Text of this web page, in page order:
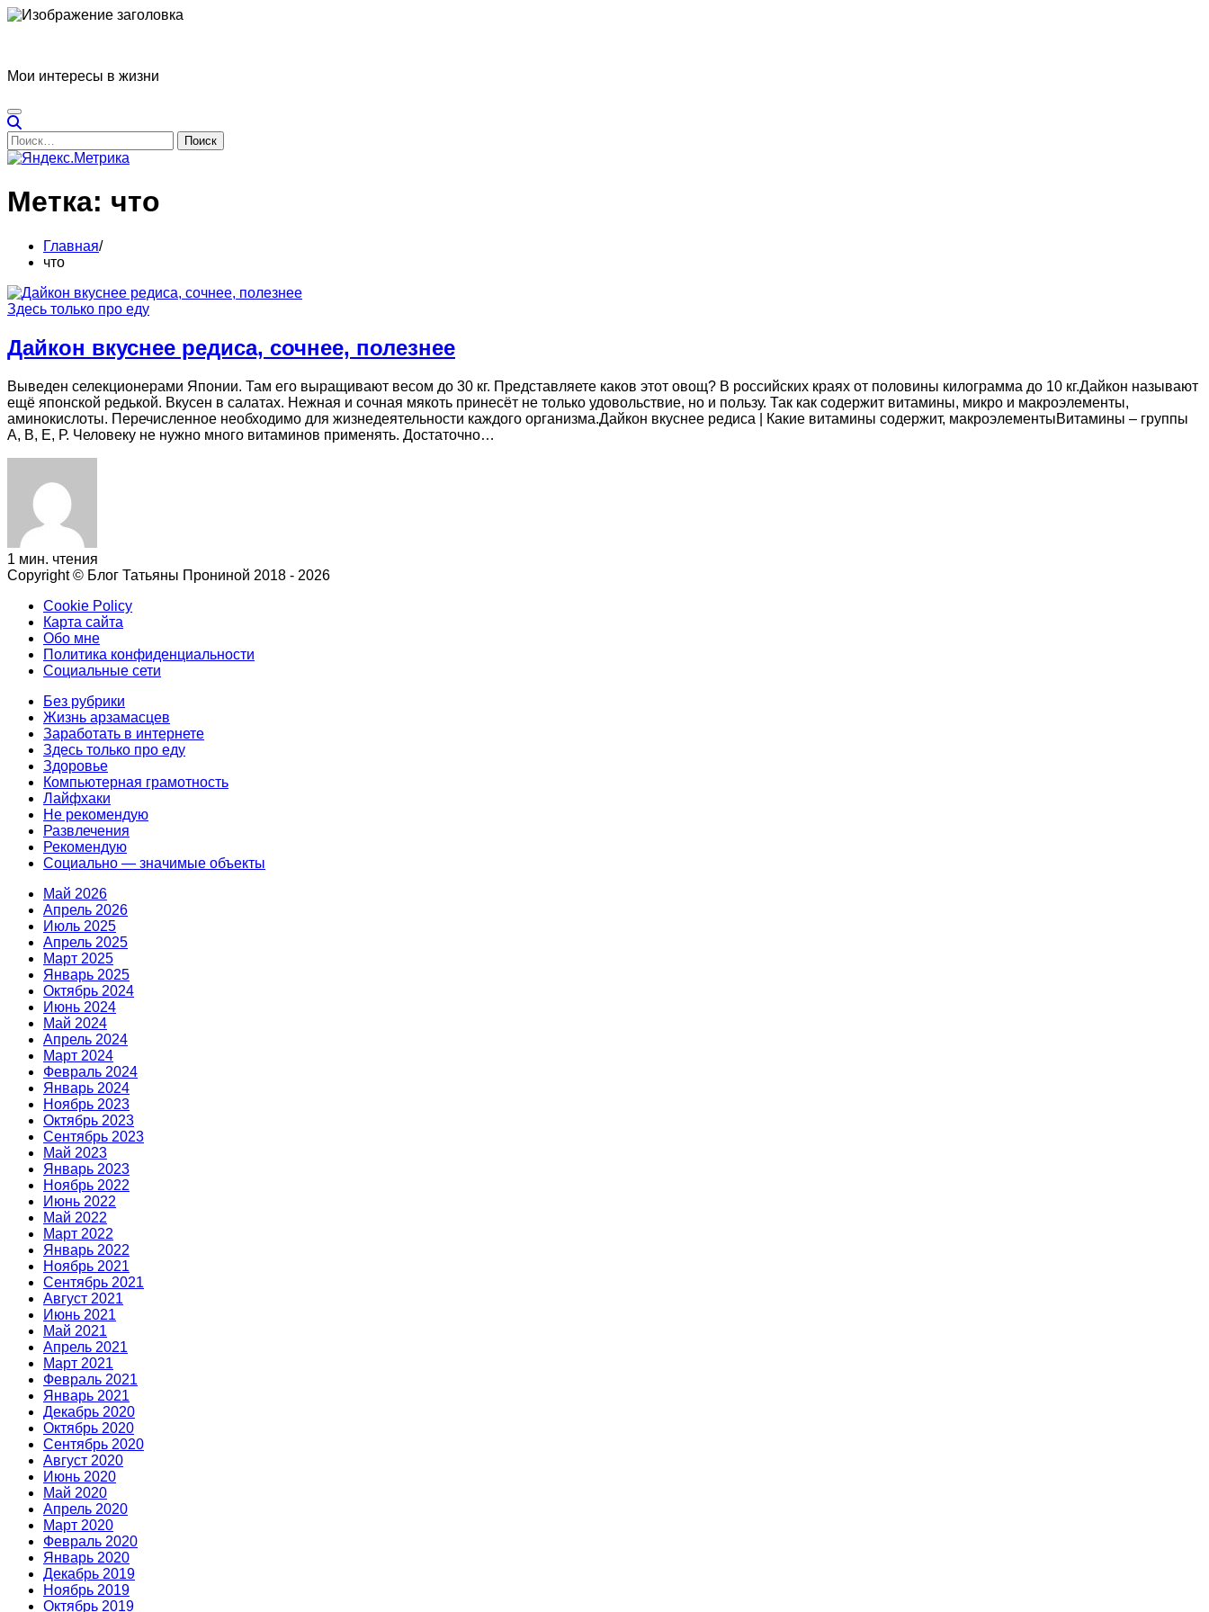
Перейти
Мои интересы в жизни
Найти:
Метка: что
Главная
что
Здесь только про еду
Дайкон вкуснее редиса, сочнее, полезнее
Выведен селекционерами Японии. Там его выращивают весом до 30 кг. Представляете каков этот овощ? В российских краях от половины килограмма до 10 кг.Дайкон называют
ещё японской редькой. Вкусен в салатах. Нежная и сочная мякоть принесёт не только удовольствие, но и пользу. Так как содержит витамины, микро и макроэлементы,
аминокислоты. Перечисленное необходимо для жизнедеятельности каждого организма.Дайкон вкуснее редиса | Какие витамины содержит, макроэлементыВитамины ‒ группы
А, В, Е, Р. Человеку не нужно много витаминов применять. Достаточно…
1 мин. чтения
Copyright © Блог Татьяны Прониной 2018 - 2026
Cookie Policy
Карта сайта
Обо мне
Политика конфиденциальности
Социальные сети
Без рубрики
Жизнь арзамасцев
Заработать в интернете
Здесь только про еду
Здоровье
Компьютерная грамотность
Лайфxаки
Не рекомендую
Развлечения
Рекомендую
Социально — значимые объекты
Май 2026
Апрель 2026
Июль 2025
Апрель 2025
Март 2025
Январь 2025
Октябрь 2024
Июнь 2024
Май 2024
Апрель 2024
Март 2024
Февраль 2024
Январь 2024
Ноябрь 2023
Октябрь 2023
Сентябрь 2023
Май 2023
Январь 2023
Ноябрь 2022
Июнь 2022
Май 2022
Март 2022
Январь 2022
Ноябрь 2021
Сентябрь 2021
Август 2021
Июнь 2021
Май 2021
Апрель 2021
Март 2021
Февраль 2021
Январь 2021
Декабрь 2020
Октябрь 2020
Сентябрь 2020
Август 2020
Июнь 2020
Май 2020
Апрель 2020
Март 2020
Февраль 2020
Январь 2020
Декабрь 2019
Ноябрь 2019
Октябрь 2019